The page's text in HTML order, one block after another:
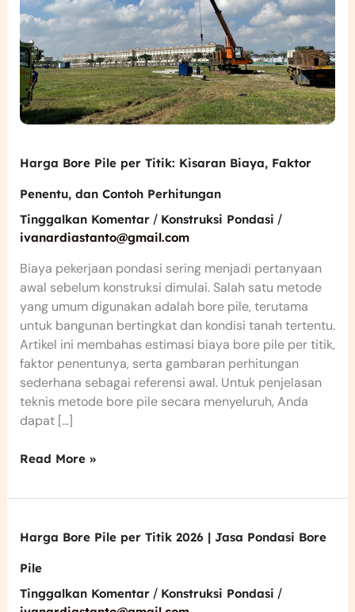
Harga Bore Pile per Titik: Kisaran Biaya, Faktor
Penentu, dan Contoh Perhitungan
Tinggalkan Komentar / Konstruksi Pondasi /
ivanardiastanto@gmail.com
Biaya pekerjaan pondasi sering menjadi pertanyaan
awal sebelum konstruksi dimulai. Salah satu metode
yang umum digunakan adalah bore pile, terutama
untuk bangunan bertingkat dan kondisi tanah tertentu.
Artikel ini membahas estimasi biaya bore pile per titik,
faktor penentunya, serta gambaran perhitungan
sederhana sebagai referensi awal. Untuk penjelasan
teknis metode bore pile secara menyeluruh, Anda
dapat […]
Penentu,
dan
Contoh
Perhitungan
Read More »
Harga Bore Pile per Titik 2026 | Jasa Pondasi Bore
Pile
Tinggalkan Komentar / Konstruksi Pondasi /
Bore
per
2026